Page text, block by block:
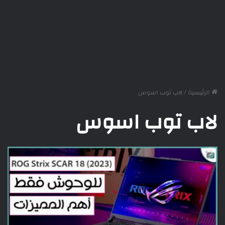
الرئيسية/لاب توب اسوس
لاب توب اسوس